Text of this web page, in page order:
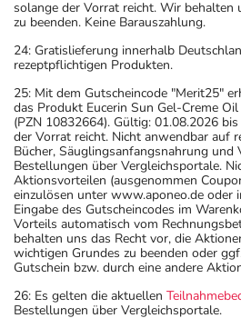
solange der Vorrat reicht. Wir behalten
zu beenden. Keine Barauszahlung.
24: Gratislieferung innerhalb
rezeptpflichtigen Produkten.
25: Mit dem Gutscheincode "Merit25"
das Produkt Eucerin Sun Gel-Creme
(PZN 10832664). Gültig: 01.08.2026
der Vorrat reicht. Nicht anwendbar auf
Bücher, Säuglingsanfangsnahrung und
Bestellungen über Vergleichsportale.
Aktionsvorteilen (ausgenommen
einzulösen unter www.aponeo.de oder
Eingabe des Gutscheincodes im
Vorteils automatisch vom
behalten uns das Recht vor, die
wichtigen Grundes zu beenden oder
Gutschein bzw. durch eine andere
26: Es gelten die aktuellen
Bestellungen über Vergleichsportale.